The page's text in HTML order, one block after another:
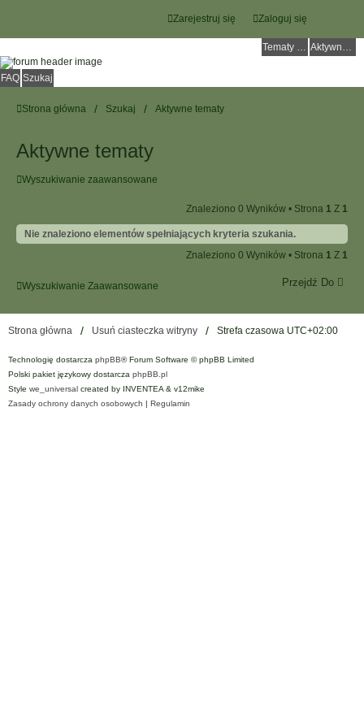
Zaloguj się
Zarejestruj się
Tematy bez odpowiedzi Aktywne tematy
FAQ Szukaj
Strona główna Szukaj Aktywne tematy
Aktywne tematy
Wyszukiwanie zaawansowane
Znaleziono 0 Wyników • Strona 1 Z 1
Nie znaleziono elementów spełniających kryteria szukania.
Znaleziono 0 Wyników • Strona 1 Z 1
Wyszukiwanie Zaawansowane Przejdź Do
Strona główna Usuń ciasteczka witryny Strefa czasowa UTC+02:00
Technologię dostarcza phpBB® Forum Software © phpBB Limited
Polski pakiet językowy dostarcza phpBB.pl
Style we_universal created by INVENTEA & v12mike
Zasady ochrony danych osobowych | Regulamin